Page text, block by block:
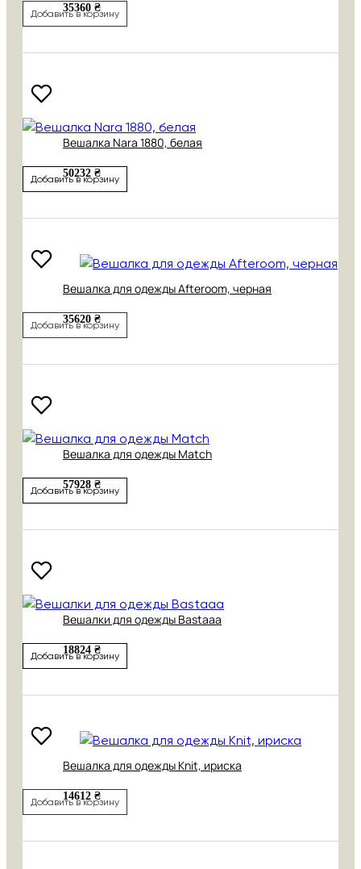
35360 ₴
Добавить в корзину
Вешалка Nara 1880, белая
50232 ₴
Добавить в корзину
Вешалка для одежды Afteroom, черная
35620 ₴
Добавить в корзину
Вешалка для одежды Match
57928 ₴
Добавить в корзину
Вешалки для одежды Bastaaa
18824 ₴
Добавить в корзину
Вешалка для одежды Knit, ириска
14612 ₴
Добавить в корзину